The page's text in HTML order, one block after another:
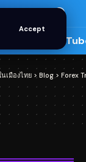
Accept
🎬
เมืองไทย > Blog> Forex